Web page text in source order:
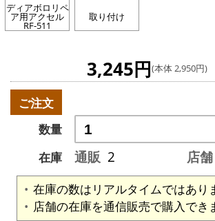
ディアボロリペ
ア用アクセル
RF-511
取り付け
3,245円(本体 2,950円)
ご注文
数量
在庫
通販 2 店舗
在庫の数はリアルタイムではあり
店舗の在庫を通信販売で購入でき